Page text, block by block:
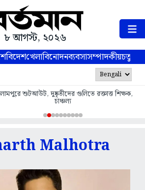
৮ আগস্ট, ২০২৬
বিদেশখেলাবিনোদনব্যবসাসম্পাদকীয়
শুটআউট, দুষ্কৃতীদের গুলিতে রক্তাত্ত শিক্ষক,
চাঞ্চল্য
Malhotra